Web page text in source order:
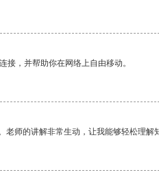
接，并帮助你在网络上自由移动。
师的讲解非常生动，让我能够轻松理解